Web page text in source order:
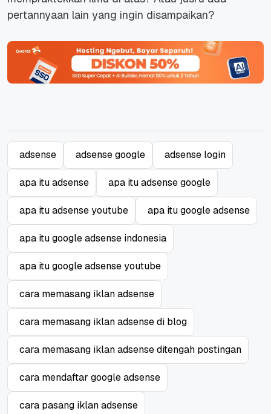
pertannyaan lain yang ingin disampaikan?
adsense adsense google adsense login
apa itu adsense apa itu adsense google
apa itu adsense youtube apa itu google adsense
apa itu google adsense indonesia
apa itu google adsense youtube
cara memasang iklan adsense
cara memasang iklan adsense di blog
cara memasang iklan adsense ditengah postingan
cara mendaftar google adsense
cara pasang iklan adsense